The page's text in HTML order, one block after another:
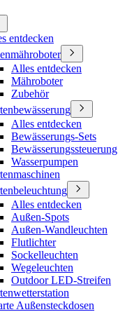
entdecken
Alles entdecken
Mähroboter
Zubehör
Alles entdecken
Bewässerungs-Sets
Bewässerungssteuerung
Wasserpumpen
Alles entdecken
Außen-Spots
Außen-Wandleuchten
Flutlichter
Sockelleuchten
Wegeleuchten
Outdoor LED-Streifen
Außensteckdosen